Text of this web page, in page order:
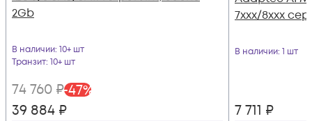
2Gb
В наличии: 10+ шт
Транзит: 10+ шт
74 760 ₽-47%
39 884 ₽
7xxx/8xxx
В наличии: 1 шт
7 711 ₽